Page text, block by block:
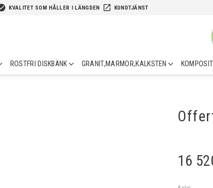
KVALITET SOM HÅLLER I LÄNGDEN launch KUNDTJÄNST
ROSTFRI DISKBÄNK GRANIT,MARMOR,KALKSTEN KOMPOSIT
16